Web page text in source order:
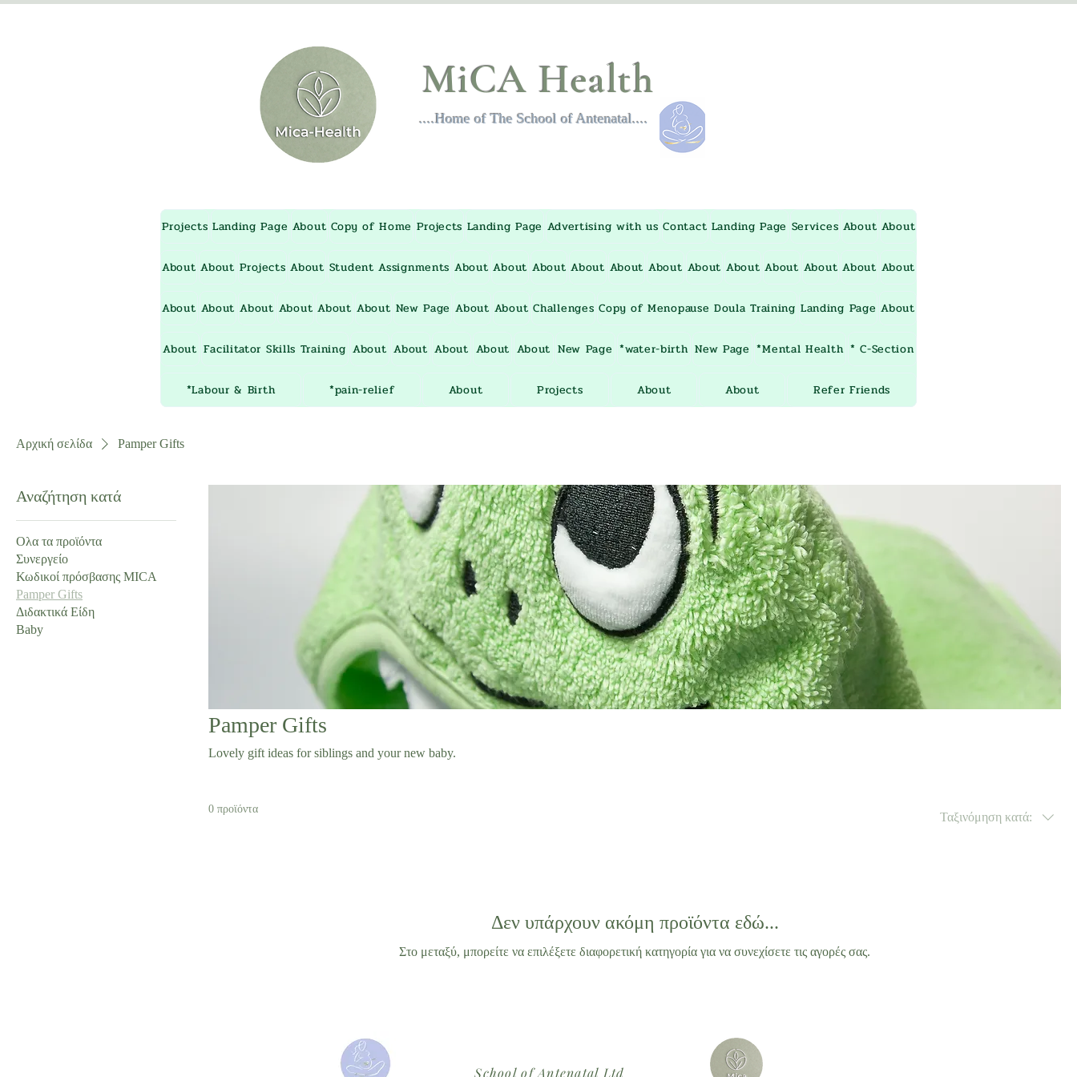
MiCA Health
....Home of The School of Antenatal....
Projects Landing Page About Copy of Home Projects Landing Page Advertising with us Contact Landing Page Services About About
About About Projects About Student Assignments About About About About About About About About About About About About
About About About About About About New Page About About Challenges Copy of Menopause Doula Training Landing Page About
About Facilitator Skills Training About About About About About New Page *water-birth New Page *Mental Health * C-Section
*Labour & Birth *pain-relief About Projects About About Refer Friends
Αρχική σελίδα Pamper Gifts
Αναζήτηση κατά
Ολα τα προϊόντα
Συνεργείο
Κωδικοί πρόσβασης MICA
Pamper Gifts
Διδακτικά Είδη
Baby
Pamper Gifts
Lovely gift ideas for siblings and your new baby.
0 προϊόντα
Ταξινόμηση κατά:
Δεν υπάρχουν ακόμη προϊόντα εδώ...
Στο μεταξύ, μπορείτε να επιλέξετε διαφορετική κατηγορία για να συνεχίσετε τις αγορές σας.
School of Antenatal Ltd